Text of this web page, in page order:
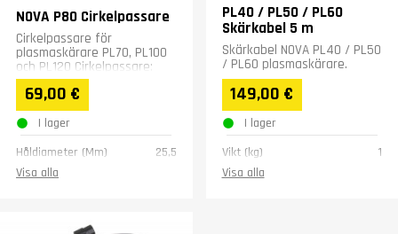
NOVA P80 Cirkelpassare
Cirkelpassare för
plasmaskärare PL70, PL100
och PL120 Cirkelpassare:
Längd 445 mm, max cirkel
890 mm
69,00 €
I lager
Håldiameter (Mm)
25,5
Visa alla
PL40 / PL50 / PL60
Skärkabel 5 m
Skärkabel NOVA PL40 / PL50
/ PL60 plasmaskärare.
149,00 €
I lager
Vikt (kg)
1
Visa alla